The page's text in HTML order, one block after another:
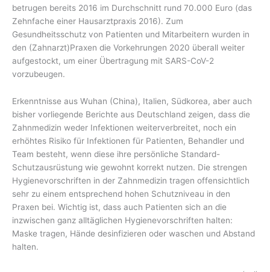
betrugen bereits 2016 im Durchschnitt rund 70.000 Euro (das
Zehnfache einer Hausarztpraxis 2016). Zum
Gesundheitsschutz von Patienten und Mitarbeitern wurden in
den (Zahnarzt)Praxen die Vorkehrungen 2020 überall weiter
aufgestockt, um einer Übertragung mit SARS-CoV-2
vorzubeugen.
Erkenntnisse aus Wuhan (China), Italien, Südkorea, aber auch
bisher vorliegende Berichte aus Deutschland zeigen, dass die
Zahnmedizin weder Infektionen weiterverbreitet, noch ein
erhöhtes Risiko für Infektionen für Patienten, Behandler und
Team besteht, wenn diese ihre persönliche Standard-
Schutzausrüstung wie gewohnt korrekt nutzen. Die strengen
Hygienevorschriften in der Zahnmedizin tragen offensichtlich
sehr zu einem entsprechend hohen Schutzniveau in den
Praxen bei. Wichtig ist, dass auch Patienten sich an die
inzwischen ganz alltäglichen Hygienevorschriften halten:
Maske tragen, Hände desinfizieren oder waschen und Abstand
halten.